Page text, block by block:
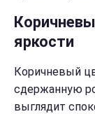
яркости
Коричневый
сдержанную
выглядит